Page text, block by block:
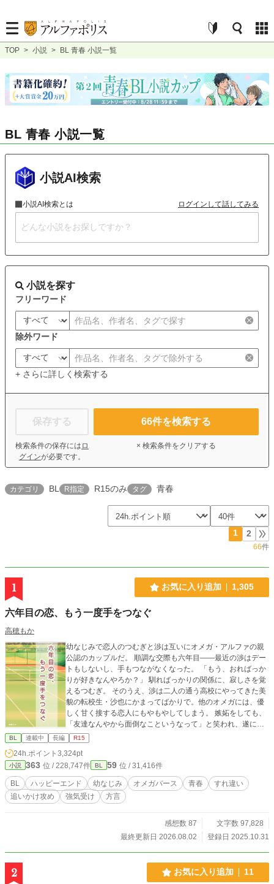
TOP > 小説 > BL 青春 小説一覧
BL 青春 小説一覧
小説AI検索
小説AI検索とは ログインして話してみる
小説を探す
フリーワード
除外ワード
+ さらに詳しく検索する
保存する
検索条件の保存には ロ
グインが必要です。
66件を検索する
× 検索条件をクリアする
カテゴリ BL R指定 R15のみ タグ 青春
1 2
66件
1 お気に入り追加 1,305
六年目の恋、もう一度手をつなぐ
高穂もか
幼なじみで恋人のつむぎと渉は互いにオメガ・アルファの親
公認のカップルだ。 順調な交際も六年目――最近の渉はデー
トもしないし、手もつながなくなった。 「もう、おればっか
りが好きなんやろか？」 馴ればっかりの関係に、寂しさを覚
えるつむぎ。 そのうえ、渉は二人の通う高校にやってきた美
貌の転校生・沙也にかまってばかりで。他のオメガには、優
しく甘く接する恋人にもやもやしてしまう。 嫉妬をしても、
「友達なんやから面倒なこというなって」と笑われ、遂には
お泊りまでしたと聞き…… 「そっちがその気なら、もうい
い！」 堪忍袋の緒が切れたつむぎは、別れを切り出す。する
と、渉は意外な反応を……？ 倦怠期を乗り越えて、もう一度
恋をする。幼なじみオメガバースBLです♡
BL 連載中 長編 R15
24h.ポイント 3,324pt
小説 363 位 / 228,747件 BL 59 位 / 31,416件
BL ハッピーエンド 幼なじみ オメガバース 青春
すれ違い
追いかけ攻め
強気受け 方言
感想数 87
文字数 97,828
最終更新日 2026.08.02
登録日 2025.10.31
2 お気に入り追加 11